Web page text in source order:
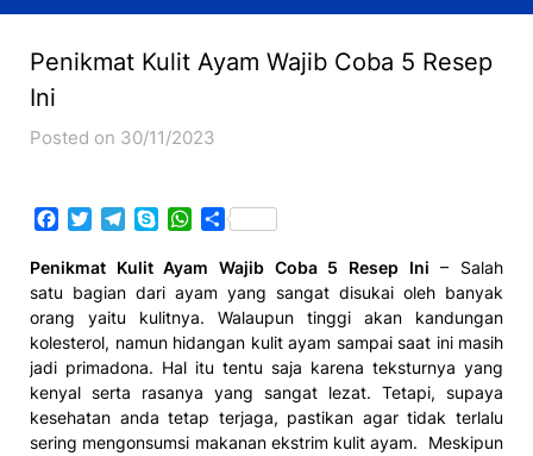
Penikmat Kulit Ayam Wajib Coba 5 Resep
Ini
Posted on 30/11/2023
Facebook
TwitterTelegram
SkypeWhatsApp
Share
Penikmat Kulit Ayam Wajib Coba 5 Resep Ini – Salah
satu bagian dari ayam yang sangat disukai oleh banyak
orang yaitu kulitnya. Walaupun tinggi akan kandungan
kolesterol, namun hidangan kulit ayam sampai saat ini masih
jadi primadona. Hal itu tentu saja karena teksturnya yang
kenyal serta rasanya yang sangat lezat. Tetapi, supaya
kesehatan anda tetap terjaga, pastikan agar tidak terlalu
sering mengonsumsi makanan ekstrim kulit ayam. Meskipun